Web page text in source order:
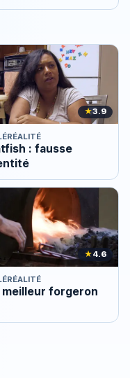
★3.9
: fausse
★4.6
meilleur forgeron